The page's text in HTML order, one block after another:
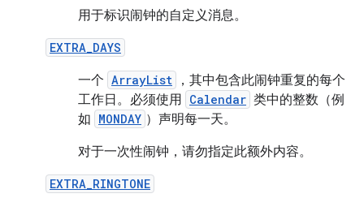
用于标识闹钟的自定义消息。
EXTRA_DAYS
一个 ArrayList
，其中包含此闹钟重复的每个
工作日。必须使用 Calendar 类中的整数（例
如 MONDAY ）声明每一天。
对于一次性闹钟，请勿指定此额外内容。
EXTRA_RINGTONE